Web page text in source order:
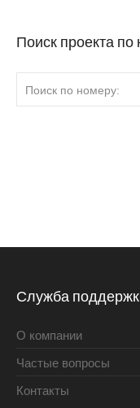
Поиск проекта по
Служба
О компании
Частые вопросы
Контакты